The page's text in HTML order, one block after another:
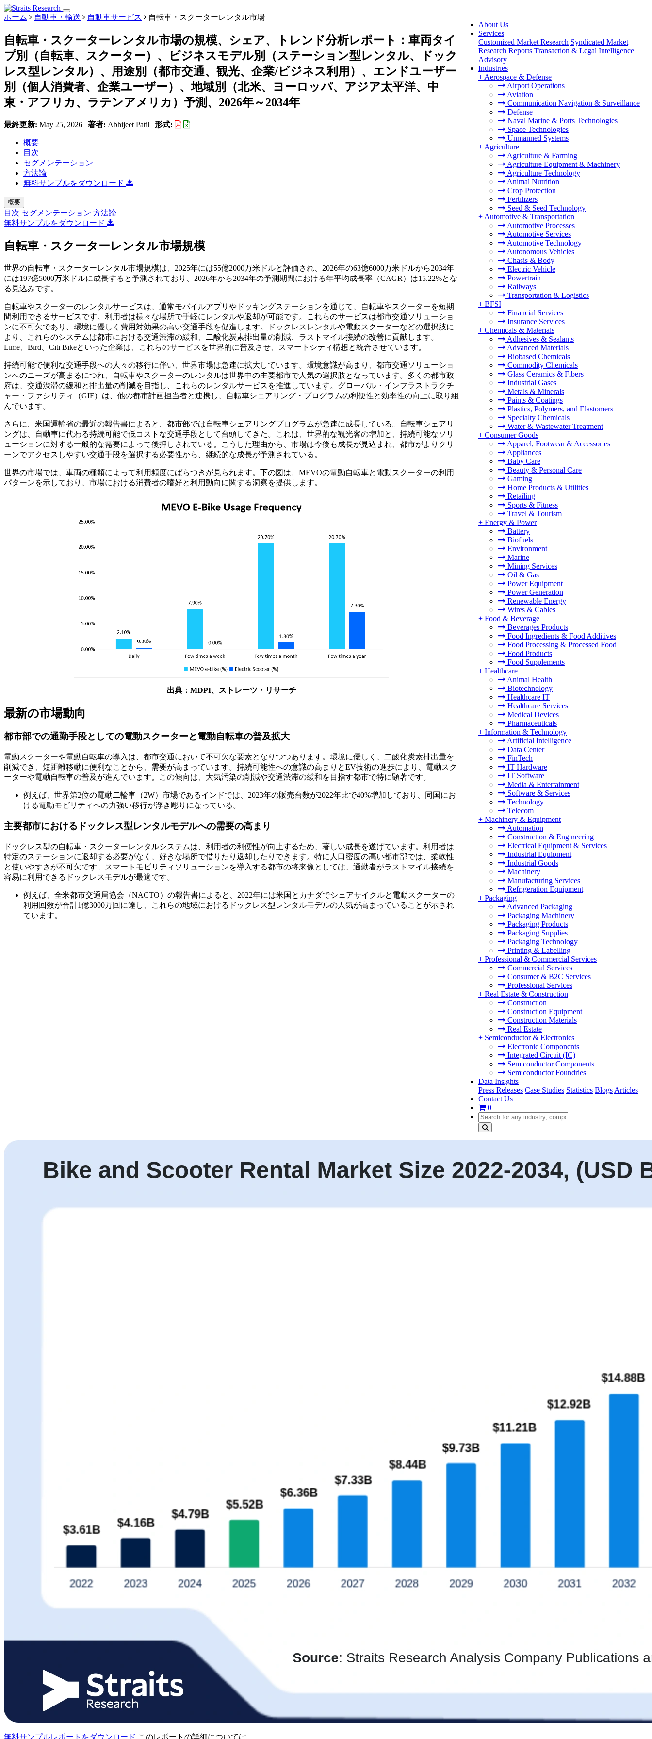
About Us
Services
Customized Market Research Syndicated Market
Research Reports Transaction & Legal Intelligence
Advisory
Industries
+ Aerospace & Defense
Airport Operations
Aviation
Communication Navigation & Surveillance
Defense
Naval Marine & Ports Technologies
Space Technologies
Unmanned Systems
+ Agriculture
Agriculture & Farming
Agriculture Equipment & Machinery
Agriculture Technology
Animal Nutrition
Crop Protection
Fertilizers
Seed & Seed Technology
+ Automotive & Transportation
Automotive Processes
Automotive Services
Automotive Technology
Autonomous Vehicles
Chasis & Body
Electric Vehicle
Powertrain
Railways
Transportation & Logistics
+ BFSI
Financial Services
Insurance Services
+ Chemicals & Materials
Adhesives & Sealants
Advanced Materials
Biobased Chemicals
Commodity Chemicals
Glass Ceramics & Fibers
Industrial Gases
Metals & Minerals
Paints & Coatings
Plastics, Polymers, and Elastomers
Specialty Chemicals
Water & Wastewater Treatment
+ Consumer Goods
Apparel, Footwear & Accessories
Appliances
Baby Care
Beauty & Personal Care
Gaming
Home Products & Utilities
Retailing
Sports & Fitness
Travel & Tourism
+ Energy & Power
Battery
Biofuels
Environment
Marine
Mining Services
Oil & Gas
Power Equipment
Power Generation
Renewable Energy
Wires & Cables
+ Food & Beverage
Beverages Products
Food Ingredients & Food Additives
Food Processing & Processed Food
Food Products
Food Supplements
+ Healthcare
Animal Health
Biotechnology
Healthcare IT
Healthcare Services
Medical Devices
Pharmaceuticals
+ Information & Technology
Artificial Intelligence
Data Center
FinTech
IT Hardware
IT Software
Media & Entertainment
Software & Services
Technology
Telecom
+ Machinery & Equipment
Automation
Construction & Engineering
Electrical Equipment & Services
Industrial Equipment
Industrial Goods
Machinery
Manufacturing Services
Refrigeration Equipment
+ Packaging
Advanced Packaging
Packaging Machinery
Packaging Products
Packaging Supplies
Packaging Technology
Printing & Labelling
+ Professional & Commercial Services
Commercial Services
Consumer & B2C Services
Professional Services
+ Real Estate & Construction
Construction
Construction Equipment
Construction Materials
Real Estate
+ Semiconductor & Electronics
Electronic Components
Integrated Circuit (IC)
Semiconductor Components
Semiconductor Foundries
Data Insights
Press Releases Case Studies Statistics Blogs Articles
Contact Us
0
ホーム 自動車・輸送 自動車サービス 自転車・スクーターレンタル市場
自転車・スクーターレンタル市場の規模、シェア、トレンド分析レポート：車両タイ
プ別（自転車、スクーター）、ビジネスモデル別（ステーション型レンタル、ドック
レス型レンタル）、用途別（都市交通、観光、企業/ビジネス利用）、エンドユーザー
別（個人消費者、企業ユーザー）、地域別（北米、ヨーロッパ、アジア太平洋、中
東・アフリカ、ラテンアメリカ）予測、2026年～2034年
最終更新: May 25, 2026 | 著者: Abhijeet Patil | 形式:
概要
目次
セグメンテーション
方法論
無料サンプルをダウンロード
概要
目次 セグメンテーション 方法論
無料サンプルをダウンロード
自転車・スクーターレンタル市場規模
世界の自転車・スクーターレンタル市場規模は、2025年には55億2000万米ドルと評価され、2026年の63億6000万米ドルから2034年
には197億5000万米ドルに成長すると予測されており、2026年から2034年の予測期間における年平均成長率（CAGR）は15.22%とな
る見込みです。
自転車やスクーターのレンタルサービスは、通常モバイルアプリやドッキングステーションを通じて、自転車やスクーターを短期
間利用できるサービスです。利用者は様々な場所で手軽にレンタルや返却が可能です。これらのサービスは都市交通ソリューショ
ンに不可欠であり、環境に優しく費用対効果の高い交通手段を促進します。ドックレスレンタルや電動スクーターなどの選択肢に
より、これらのシステムは都市における交通渋滞の緩和、二酸化炭素排出量の削減、ラストマイル接続の改善に貢献します。
Lime、Bird、Citi Bikeといった企業は、これらのサービスを世界的に普及させ、スマートシティ構想と統合させています。
持続可能で便利な交通手段への人々の移行に伴い、世界市場は急速に拡大しています。環境意識が高まり、都市交通ソリューショ
ンへのニーズが高まるにつれ、自転車やスクーターのレンタルは世界中の主要都市で人気の選択肢となっています。多くの都市政
府は、交通渋滞の緩和と排出量の削減を目指し、これらのレンタルサービスを推進しています。グローバル・インフラストラクチ
ャー・ファシリティ（GIF）は、他の都市計画担当者と連携し、自転車シェアリング・プログラムの利便性と効率性の向上に取り組
んでいます。
さらに、米国運輸省の最近の報告書によると、都市部では自転車シェアリングプログラムが急速に成長している。自転車シェアリ
ングは、自動車に代わる持続可能で低コストな交通手段として台頭してきた。これは、世界的な観光客の増加と、持続可能なソリ
ューションに対する一般的な需要によって後押しされている。こうした理由から、市場は今後も成長が見込まれ、都市がよりクリ
ーンでアクセスしやすい交通手段を選択する必要性から、継続的な成長が予測されている。
世界の市場では、車両の種類によって利用頻度にばらつきが見られます。下の図は、MEVOの電動自転車と電動スクーターの利用
パターンを示しており、市場における消費者の嗜好と利用動向に関する洞察を提供します。
出典：MDPI、ストレーツ・リサーチ
最新の市場動向
都市部での通勤手段としての電動スクーターと電動自転車の普及拡大
電動スクーターや電動自転車の導入は、都市交通において不可欠な要素となりつつあります。環境に優しく、二酸化炭素排出量を
削減でき、短距離移動に便利なことから、需要が高まっています。持続可能性への意識の高まりとEV技術の進歩により、電動スク
ーターや電動自転車の普及が進んでいます。この傾向は、大気汚染の削減や交通渋滞の緩和を目指す都市で特に顕著です。
例えば、世界第2位の電動二輪車（2W）市場であるインドでは、2023年の販売台数が2022年比で40%増加しており、同国にお
ける電動モビリティへの力強い移行が浮き彫りになっている。
主要都市におけるドックレス型レンタルモデルへの需要の高まり
ドックレス型の自転車・スクーターレンタルシステムは、利用者の利便性が向上するため、著しい成長を遂げています。利用者は
特定のステーションに返却する必要がなく、好きな場所で借りたり返却したりできます。特に人口密度の高い都市部では、柔軟性
と使いやすさが不可欠​​です。スマートモビリティソリューションを導入する都市の将来像としては、通勤者がラストマイル接続を
容易に利用できるドックレスモデルが最適です。
例えば、全米都市交通局協会（NACTO）の報告書によると、2022年には米国とカナダでシェアサイクルと電動スクーターの
利用回数が合計1億3000万回に達し、これらの地域におけるドックレス型レンタルモデルの人気が高まっていることが示され
ています。
無料サンプルレポートをダウンロード このレポートの詳細については、